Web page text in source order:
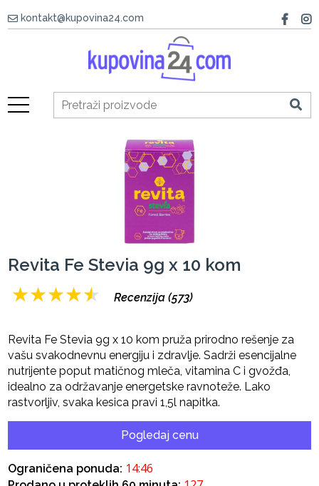
kontakt@kupovina24.com
Revita Fe Stevia 9g x 10 kom
★★★★★ Recenzija (573)
Revita Fe Stevia 9g x 10 kom pruža prirodno rešenje za
vašu svakodnevnu energiju i zdravlje. Sadrži esencijalne
nutrijente poput matičnog mleča, vitamina C i gvožđa,
idealno za održavanje energetske ravnoteže. Lako
rastvorljiv, svaka kesica pravi 1,5l napitka.
Pogledaj cenu
Ograničena ponuda: 14:45